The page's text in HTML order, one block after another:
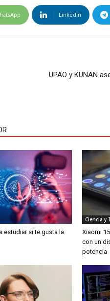
Linkedin
UPAO y KUNAN
estudiar si te gusta la
Ciencia y
Xiaomi
con un
potencia